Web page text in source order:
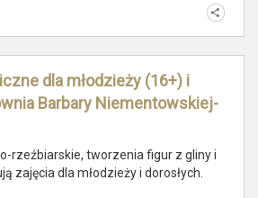
dla młodzieży (16+) i
Barbary Niementowskiej-
rzeźbiarskie, tworzenia figur z gliny i
zajęcia dla młodzieży i dorosłych.